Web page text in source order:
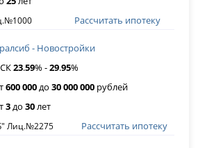
Рассчитать ипотеку
- Новостройки
23.59% -29.95%
600 000до30 000 000 рублей
3до30лет
Лиц.№2275 Рассчитать ипотеку